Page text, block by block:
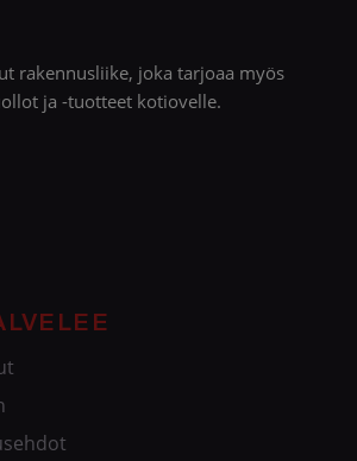
rakennusliike, joka tarjoaa myös
ja -tuotteet kotiovelle.